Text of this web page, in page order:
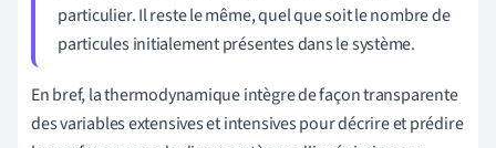
particulier. Il reste le même, quel que soit le nombre de
particules initialement présentes dans le système.
En bref, la thermodynamique intègre de façon transparente
des variables extensives et intensives pour décrire et prédire